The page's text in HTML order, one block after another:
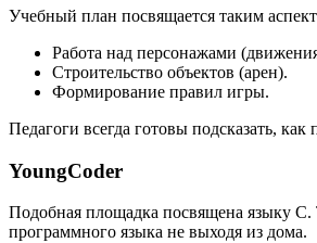
Учебный план посвящается таким
Работа над персонажами
Строительство объектов (арен).
Формирование правил игры.
Педагоги всегда готовы подсказать,
YoungCoder
Подобная площадка посвящена языку
программного языка не выходя из дома.